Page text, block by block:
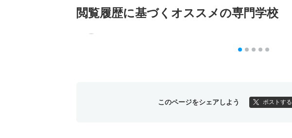
閲覧履歴に基づく オススメの専門学校
このページをシェアしよう ポストする